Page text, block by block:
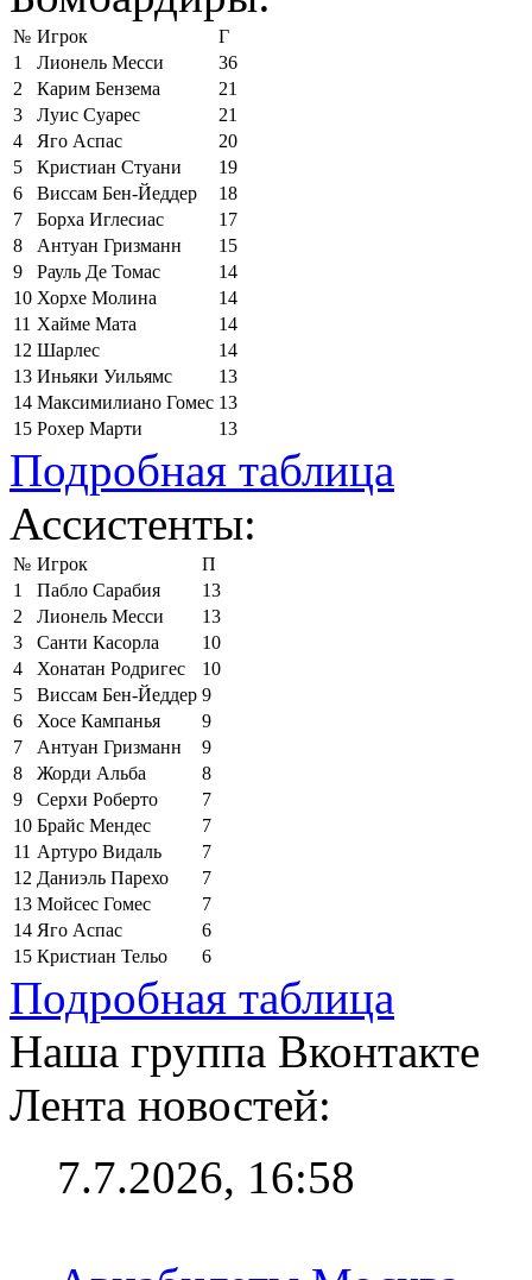
№ Игрок
Г
1
Лионель Месси
36
2
Карим Бензема
21
3
Луис Суарес
21
4
Яго Аспас
20
5
Кристиан Стуани
19
6
Виссам Бен-Йеддер
18
7
Борха Иглесиас
17
8
Антуан Гризманн
15
9
Рауль Де Томас
14
10 Хорхе Молина
14
11 Хайме Мата
14
12 Шарлес
14
13 Иньяки Уильямс
13
14 Максимилиано Гомес 13
15 Рохер Марти 13
Подробная таблица
Ассистенты:
№ Игрок
П
1
Пабло Сарабия
13
2
Лионель Месси
13
3
Санти Касорла
10
4
Хонатан Родригес
10
5
Виссам Бен-Йеддер 9
6
Хосе Кампанья
9
7
Антуан Гризманн
9
8
Жорди Альба
8
9
Серхи Роберто
7
10 Брайс Мендес
7
11 Артуро Видаль
7
12 Даниэль Парехо
7
13 Мойсес Гомес
7
14 Яго Аспас
6
15 Кристиан Тельо 6
Подробная таблица
Наша группа Вконтакте
Лента новостей:
7.7.2026, 16:58